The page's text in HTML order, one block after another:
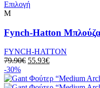
Επιλογή
M
Fynch-Hatton
FYNCH-HATTON
79.90€ 55.93€
-30%